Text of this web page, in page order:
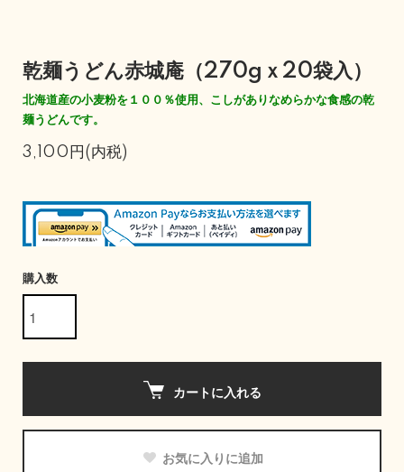
乾麺うどん赤城庵（270gｘ20袋入）
北海道産の小麦粉を１００％使用、こしがありなめらかな食感の乾
麺うどんです。
3,100円(内税)
購入数
カートに入れる
お気に入りに追加